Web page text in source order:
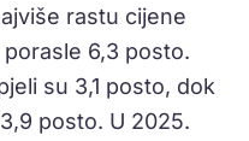
rastu cijene
6,3 posto.
su 3,1 posto, dok
posto. U 2025.